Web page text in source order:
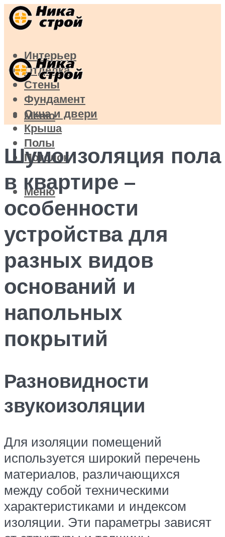
Интерьер
Отделка
Стены
Фундамент
Окна и двери
Крыша
Полы
Потолок
Меню
Меню
Шумоизоляция пола
в квартире –
особенности
устройства для
разных видов
оснований и
напольных
покрытий
Разновидности
звукоизоляции
Для изоляции помещений
используется широкий перечень
материалов, различающихся
между собой техническими
характеристиками и индексом
изоляции. Эти параметры зависят